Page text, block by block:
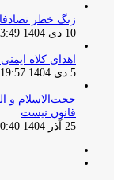
زنگ خطر
10 دی 1404 23:49
اهدای کلاه
5 دی 1404 19:57
حجت‌الاسلام و
قانون نیست
25 آذر 1404 20:40